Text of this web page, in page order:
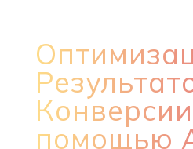
помощью